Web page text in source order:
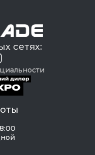
сетях: